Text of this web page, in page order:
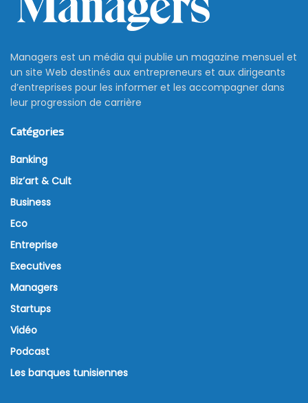
Managers est un média qui publie un magazine mensuel et
un site Web destinés aux entrepreneurs et aux dirigeants
d’entreprises pour les informer et les accompagner dans
leur progression de carrière
Catégories
Banking
Biz’art & Cult
Business
Eco
Entreprise
Executives
Managers
Startups
Vidéo
Podcast
Les banques tunisiennes